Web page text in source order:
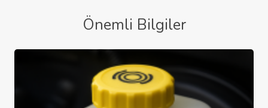
Önemli Bilgiler